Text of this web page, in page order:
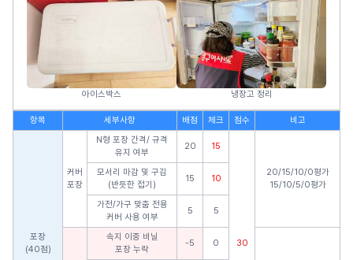
아이스박스 냉장고 정리
항목 세부사항 배점 체크 점수 비고
포장
(40점)
커버
포장
N형 포장 간격/ 규격
유지 여부
20 15
30
20/15/10/0평가
15/10/5/0평가
모서리 마감 및 구김
(반듯한 접기)
15 10
가전/가구 맞춤 전용
커버 사용 여부
5 5
속지 이중 비닐
포장 누락
-5 0